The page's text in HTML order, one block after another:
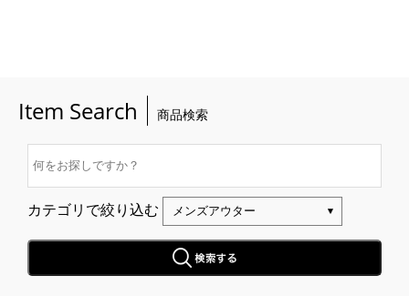
Item Search 商品検索
カテゴリで絞り込む